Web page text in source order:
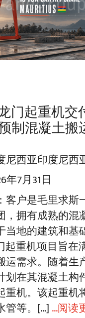
门起重机交
制混凝土搬
尼西亚印度尼西
年7月31日
客户是毛里求斯
，拥有成熟的混
地的建筑和基
起重机项目旨在
运需求。随着生
划在其混凝土构
重机。该起重机
管等。[…] ...阅读